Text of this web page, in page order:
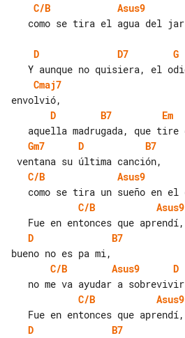
C/B
Asus9
D D7
G
Cmaj7
D
B7
Em
Gm7
D
B7
C/B
Asus9
C/B
Asus9
D
B7
C/B
Asus9 D
C/B
Asus9
D
B7